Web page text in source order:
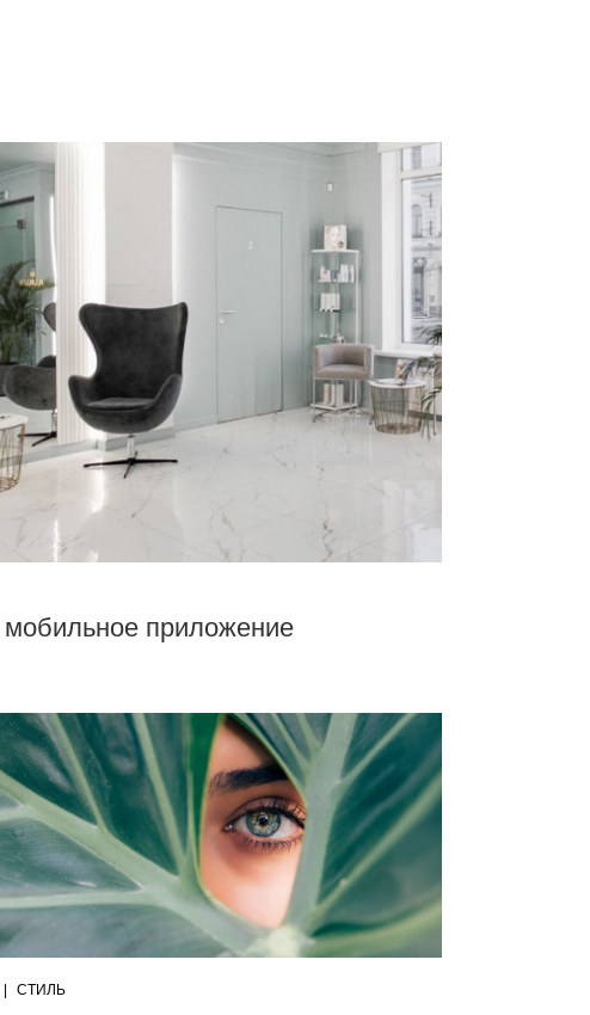
приложение
| СТИЛЬ